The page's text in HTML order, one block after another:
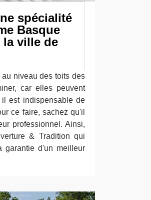
spécialité
Basque
la ville de
niveau des toits des
car elles peuvent
est indispensable de
ce faire, sachez qu'il
professionnel. Ainsi,
& Tradition qui
garantie d'un meilleur